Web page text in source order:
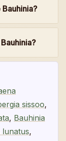
sissoo,
, Bauhinia
lunatus,